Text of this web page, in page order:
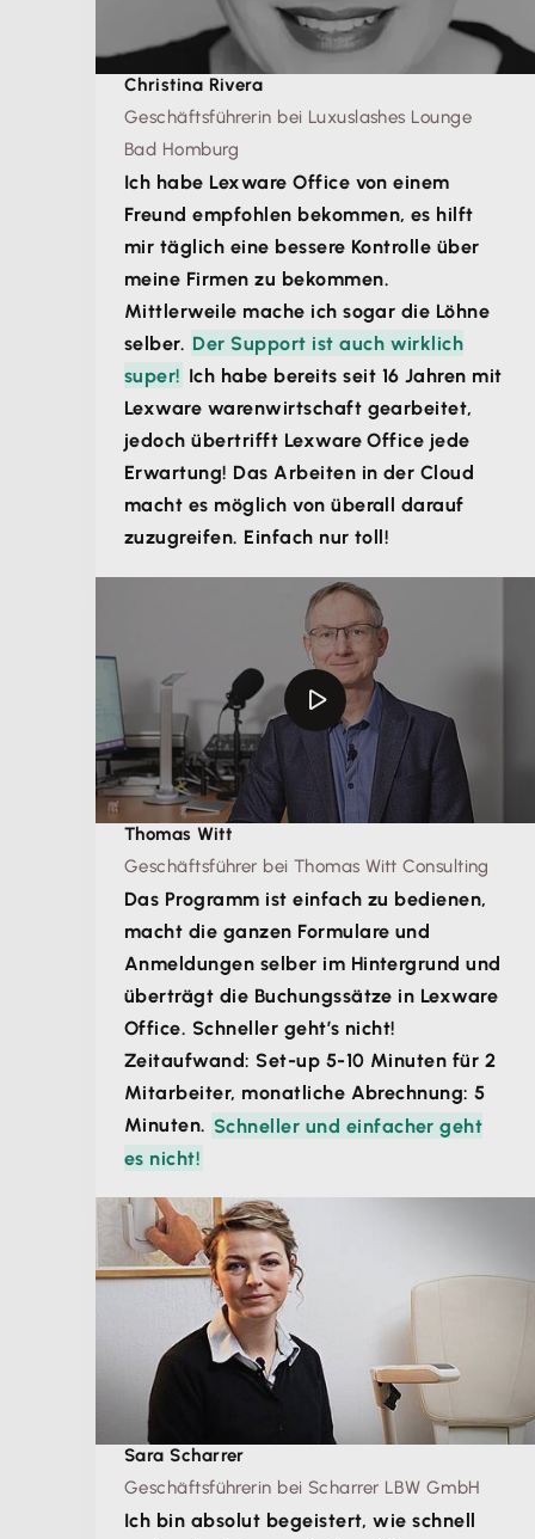
Christina Rivera
Geschäftsführerin bei Luxuslashes Lounge
Bad Homburg
Ich habe Lexware Office von einem
Freund empfohlen bekommen, es hilft
mir täglich eine bessere Kontrolle über
meine Firmen zu bekommen.
Mittlerweile mache ich sogar die Löhne
selber. Der Support ist auch wirklich
super! Ich habe bereits seit 16 Jahren mit
Lexware warenwirtschaft gearbeitet,
jedoch übertrifft Lexware Office jede
Erwartung! Das Arbeiten in der Cloud
macht es möglich von überall darauf
zuzugreifen. Einfach nur toll!
Thomas Witt
Geschäftsführer bei Thomas Witt Consulting
Das Programm ist einfach zu bedienen,
macht die ganzen Formulare und
Anmeldungen selber im Hintergrund und
überträgt die Buchungssätze in Lexware
Office. Schneller geht’s nicht!
Zeitaufwand: Set-up 5-10 Minuten für 2
Mitarbeiter, monatliche Abrechnung: 5
Minuten. Schneller und einfacher geht
es nicht!
Sara Scharrer
Geschäftsführerin bei Scharrer LBW GmbH
Ich bin absolut begeistert, wie schnell